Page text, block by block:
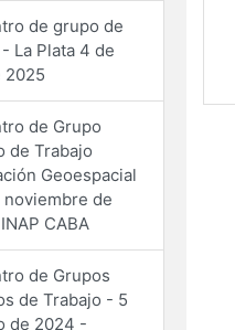
de grupo de
La Plata 4 de
2025
de Grupo
de Trabajo
Geoespacial
noviembre de
CABA
de Grupos
de Trabajo - 5
de 2024 -